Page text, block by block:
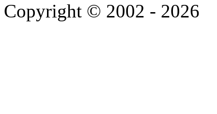
Copyright © 2002 - 2026